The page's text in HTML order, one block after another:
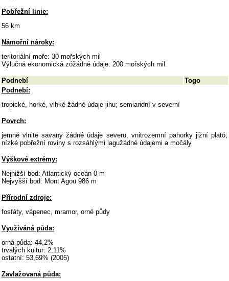
Pobřežní linie:
56 km
Námořní nároky:
teritoriální moře: 30 mořských mil
Výlučná ekonomická zóžádné údaje: 200 mořských mil
Podnebí
Togo
Podnebí:
tropické, horké, vlhké žádné údaje jihu; semiaridní v severní
Povrch:
jemně vlnité savany žádné údaje severu, vnitrozemní pahorky jižní plató;
nízké pobřežní roviny s rozsáhlými lagužádné údajemi a močály
Výškové extrémy:
Nejnižší bod: Atlantický oceán 0 m
Nejvyšší bod: Mont Agou 986 m
Přírodní zdroje:
fosfáty, vápenec, mramor, orné půdy
Využíváná půda:
orná půda: 44,2%
trvalých kultur: 2,11%
ostatní: 53,69% (2005)
Zavlažovaná půda: